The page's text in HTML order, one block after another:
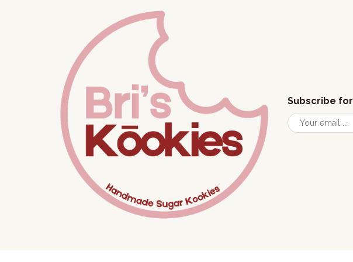
Subscribe for